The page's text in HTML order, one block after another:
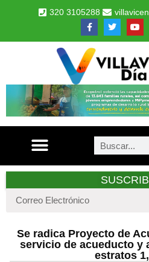
320 3105288
Se radica Proyecto de
servicio de acueducto y
estratos